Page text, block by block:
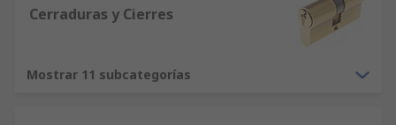
Cerraduras y Cierres
Mostrar 11 subcategorías